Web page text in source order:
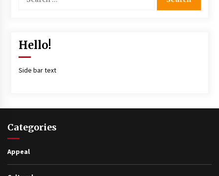
Hello!
Side bar text
Categories
Appeal